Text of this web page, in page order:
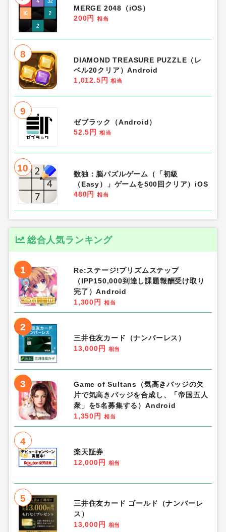
MERGE 2048（iOS）
200円
相当
8
DIAMOND TREASURE PUZZLE（レ
ベル20クリア）Android
1,012.5円
相当
9
ゼブラック（Android）
52.5円
相当
10
数独：脳パズルゲーム（「初級
（Easy）」ゲームを500回クリア）iOS
480円
相当
総合人気ランキング
1
Re:ステージ!プリズムステップ
（IPP150,000到達し課題報酬受け取り
完了）Android
1,300円
相当
2
三井住友カード（ナンバーレス）
13,000円
相当
3
Game of Sultans（気高きバッジの欠
片で気高きバッジを合成し、「帝国五人
衆」を5名募集する）Android
1,350円
相当
4
楽天証券
12,000円
相当
5
三井住友カード ゴールド（ナンバーレ
ス）
13,000円
相当